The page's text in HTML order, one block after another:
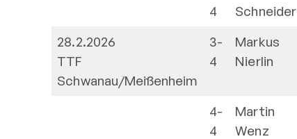
4
Schneider
28.2.2026
TTF
Schwanau/Meißenheim
3-
4
Markus
Nierlin
4-
4
Martin
Wenz